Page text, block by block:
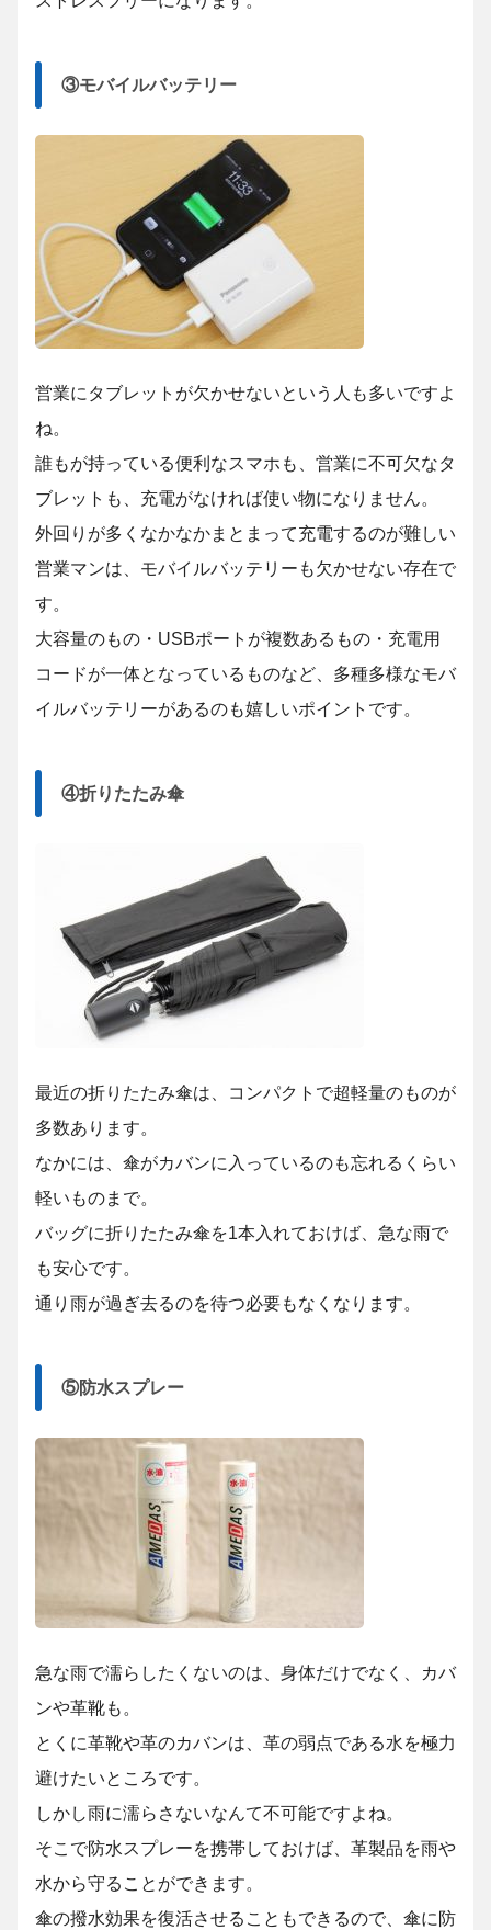
③モバイルバッテリー
営業にタブレットが欠かせないという人も多いですよ
ね。
誰もが持っている便利なスマホも、営業に不可欠なタ
ブレットも、充電がなければ使い物になりません。
外回りが多くなかなかまとまって充電するのが難しい
営業マンは、モバイルバッテリーも欠かせない存在で
す。
大容量のもの・USBポートが複数あるもの・充電用
コードが一体となっているものなど、多種多様なモバ
イルバッテリーがあるのも嬉しいポイントです。
④折りたたみ傘
最近の折りたたみ傘は、コンパクトで超軽量のものが
多数あります。
なかには、傘がカバンに入っているのも忘れるくらい
軽いものまで。
バッグに折りたたみ傘を1本入れておけば、急な雨で
も安心です。
通り雨が過ぎ去るのを待つ必要もなくなります。
⑤防水スプレー
急な雨で濡らしたくないのは、身体だけでなく、カバ
ンや革靴も。
とくに革靴や革のカバンは、革の弱点である水を極力
避けたいところです。
しかし雨に濡らさないなんて不可能ですよね。
そこで防水スプレーを携帯しておけば、革製品を雨や
水から守ることができます。
傘の撥水効果を復活させることもできるので、傘に防